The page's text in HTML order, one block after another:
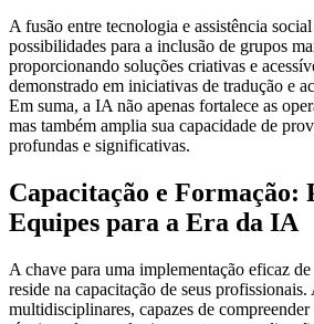
A fusão entre tecnologia e assistência
possibilidades para a inclusão de grupos
proporcionando soluções criativas e
demonstrado em iniciativas de tradução e
Em suma, a IA não apenas fortalece as
mas também amplia sua capacidade de
profundas e significativas.
Capacitação e Formação:
Equipes para a Era da IA
A chave para uma implementação eficaz
reside na capacitação de seus
multidisciplinares, capazes de compreender